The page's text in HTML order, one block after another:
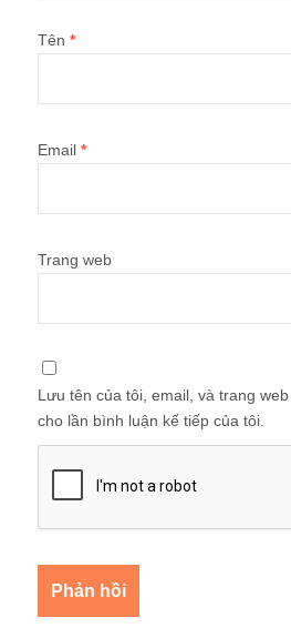
Tên *
Email *
Trang web
Lưu tên của tôi, email, và trang
cho lần bình luận kế tiếp của tôi.